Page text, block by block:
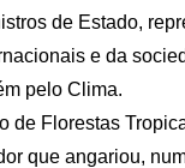
de Estado,
e da
pelo Clima.
de Florestas
que angariou,